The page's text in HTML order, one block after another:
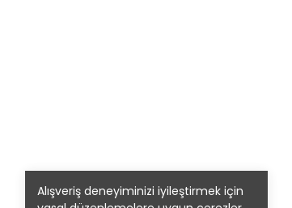
Alışveriş deneyiminizi iyileştirmek için